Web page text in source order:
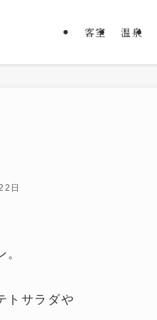
客室 温泉
日
トサラダや